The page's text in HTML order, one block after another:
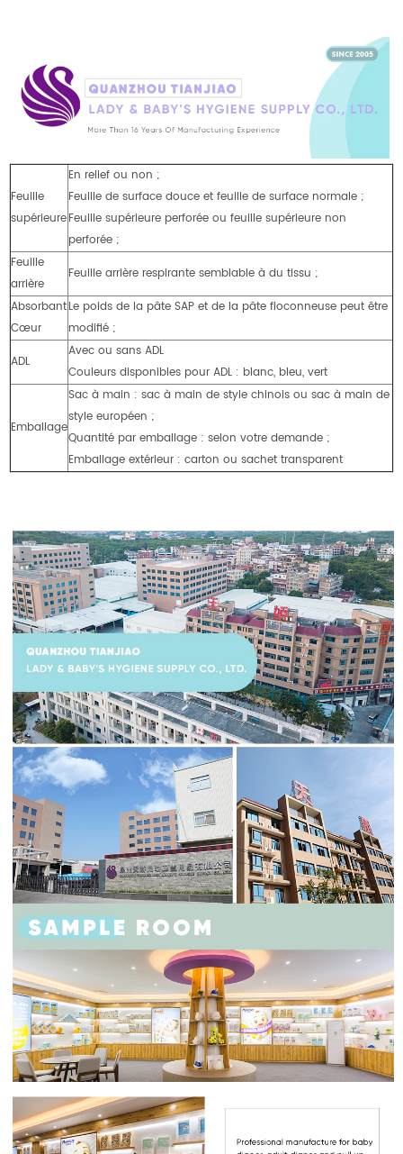
Feuille
supérieure
En relief ou non ;
Feuille de surface douce et feuille de surface normale ;
Feuille supérieure perforée ou feuille supérieure non
perforée ;
Feuille
arrière
Feuille arrière respirante semblable à du tissu ;
Absorbant
Cœur
Le poids de la pâte SAP et de la pâte floconneuse peut être
modifié ;
ADL
Avec ou sans ADL
Couleurs disponibles pour ADL : blanc, bleu, vert
Emballage
Sac à main : sac à main de style chinois ou sac à main de
style européen ;
Quantité par emballage : selon votre demande ;
Emballage extérieur : carton ou sachet transparent